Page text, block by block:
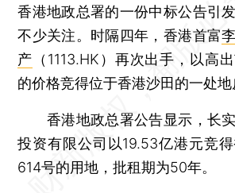
香港地政总署的一份中标公告引
不少关注。时隔四年，香港首富
产 （1113.HK）再次出手，以高
的价格竞得位于香港沙田的一处地
香港地政总署公告显示，长实
投资有限公司以19.53亿港元竞
614号的用地，批租期为50年。